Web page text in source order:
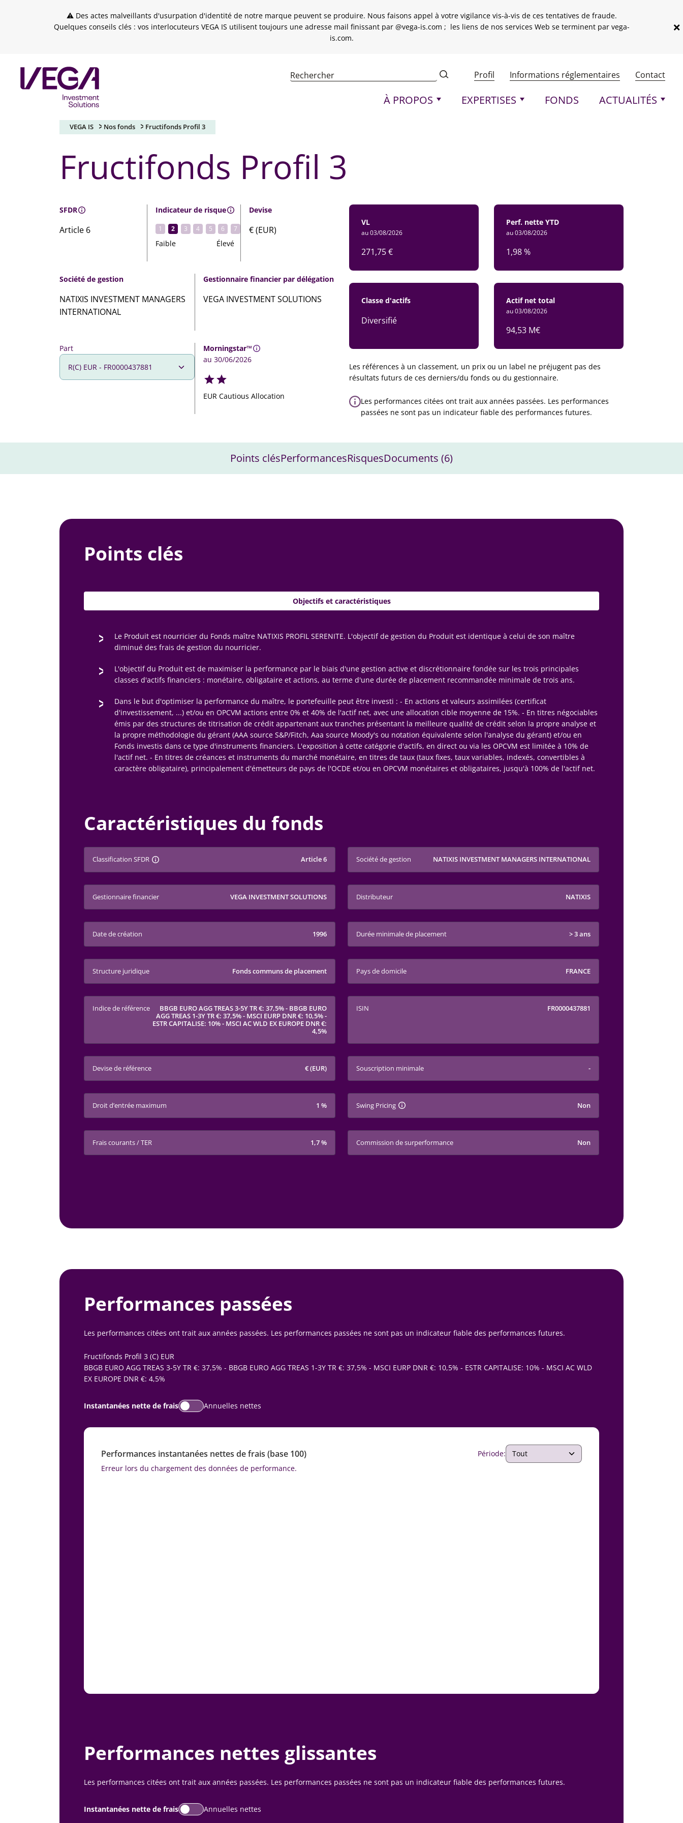
⚠ Des actes malveillants d'usurpation d'identité de notre marque peuvent se produire. Nous faisons appel à votre vigilance vis-à-vis de ces tentatives de fraude.
Quelques conseils clés : vos interlocuteurs VEGA IS utilisent toujours une adresse mail finissant par @vega-is.com ; les liens de nos services Web se terminent par vega-
is.com.
×
Profil Menu header
Informations réglementaires Contact
Navigation principale
À PROPOS EXPERTISES FONDS ACTUALITÉS
VEGA IS Nos fonds Fructifonds Profil 3
Fructifonds Profil 3
SFDR
Article 6
Indicateur de risque
1 2 3 4 5 6 7
Faible Élevé
Devise
€ (EUR)
Société de gestion
NATIXIS INVESTMENT MANAGERS
INTERNATIONAL
Gestionnaire financier par délégation
VEGA INVESTMENT SOLUTIONS
Part
Morningstar™
au 30/06/2026
EUR Cautious Allocation
VL
au 03/08/2026
271,75 €
Perf. nette YTD
au 03/08/2026
1,98 %
Classe d'actifs
Diversifié
Actif net total
au 03/08/2026
94,53 M€
Les références à un classement, un prix ou un label ne préjugent pas des
résultats futurs de ces derniers/du fonds ou du gestionnaire.
Les performances citées ont trait aux années passées. Les performances
passées ne sont pas un indicateur fiable des performances futures.
Points clésPerformancesRisquesDocuments (6)
Points clés
Objectifs et caractéristiques
Le Produit est nourricier du Fonds maître NATIXIS PROFIL SERENITE. L'objectif de gestion du Produit est identique à celui de son maître
diminué des frais de gestion du nourricier.
L'objectif du Produit est de maximiser la performance par le biais d'une gestion active et discrétionnaire fondée sur les trois principales
classes d'actifs financiers : monétaire, obligataire et actions, au terme d'une durée de placement recommandée minimale de trois ans.
Dans le but d'optimiser la performance du maître, le portefeuille peut être investi : - En actions et valeurs assimilées (certificat
d'investissement, ...) et/ou en OPCVM actions entre 0% et 40% de l'actif net, avec une allocation cible moyenne de 15%. - En titres négociables
émis par des structures de titrisation de crédit appartenant aux tranches présentant la meilleure qualité de crédit selon la propre analyse et
la propre méthodologie du gérant (AAA source S&P/Fitch, Aaa source Moody's ou notation équivalente selon l'analyse du gérant) et/ou en
Fonds investis dans ce type d'instruments financiers. L'exposition à cette catégorie d'actifs, en direct ou via les OPCVM est limitée à 10% de
l'actif net. - En titres de créances et instruments du marché monétaire, en titres de taux (taux fixes, taux variables, indexés, convertibles à
caractère obligataire), principalement d'émetteurs de pays de l'OCDE et/ou en OPCVM monétaires et obligataires, jusqu'à 100% de l'actif net.
Caractéristiques du fonds
Classification SFDR Article 6 Société de gestion NATIXIS INVESTMENT MANAGERS INTERNATIONAL
Gestionnaire financier VEGA INVESTMENT SOLUTIONS Distributeur NATIXIS
Date de création 1996 Durée minimale de placement > 3 ans
Structure juridique Fonds communs de placement Pays de domicile FRANCE
Indice de référence
BBGB EURO AGG TREAS 3-5Y TR €: 37,5% - BBGB EURO
AGG TREAS 1-3Y TR €: 37,5% - MSCI EURP DNR €: 10,5% -
ESTR CAPITALISE: 10% - MSCI AC WLD EX EUROPE DNR €:
4,5%
ISIN FR0000437881
Devise de référence € (EUR) Souscription minimale -
Droit d’entrée maximum 1 % Swing Pricing Non
Frais courants / TER 1,7 % Commission de surperformance Non
Performances passées
Les performances citées ont trait aux années passées. Les performances passées ne sont pas un indicateur fiable des performances futures.
Fructifonds Profil 3 (C) EUR
BBGB EURO AGG TREAS 3-5Y TR €: 37,5% - BBGB EURO AGG TREAS 1-3Y TR €: 37,5% - MSCI EURP DNR €: 10,5% - ESTR CAPITALISE: 10% - MSCI AC WLD
EX EUROPE DNR €: 4,5%
Instantanées nette de frais Annuelles nettes
Performances instantanées nettes de frais (base 100)
Période:
Erreur lors du chargement des données de performance.
Performances nettes glissantes
Les performances citées ont trait aux années passées. Les performances passées ne sont pas un indicateur fiable des performances futures.
Instantanées nette de frais Annuelles nettes